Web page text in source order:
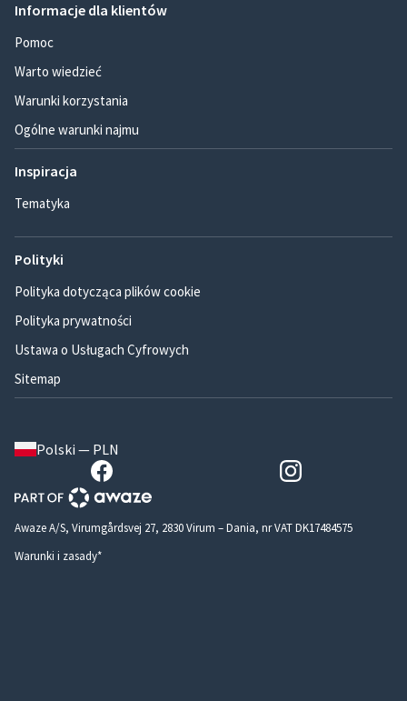
Informacje dla klientów
Pomoc
Warto wiedzieć
Warunki korzystania
Ogólne warunki najmu
Inspiracja
Tematyka
Polityki
Polityka dotycząca plików cookie
Polityka prywatności
Ustawa o Usługach Cyfrowych
Sitemap
Polski — PLN
Awaze A/S, Virumgårdsvej 27, 2830 Virum – Dania, nr VAT DK17484575
Warunki i zasady*